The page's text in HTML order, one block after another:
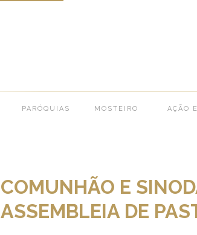
PARÓQUIAS MOSTEIRO AÇÃO
COMUNHÃO E
COMUNHÃO E
ASSEMBLEIA DE